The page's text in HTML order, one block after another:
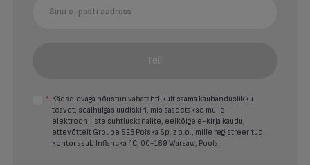
Telli
* Käesolevaga nõustun vabatahtlikult saama kaubanduslikku
teavet, sealhulgas uudiskiri, mis saadetakse mulle
elektrooniliste suhtluskanalite, eelkõige e-kirja kaudu,
ettevõttelt Groupe SEB Polska Sp. z o.o., mille registreeritud
kontor asub Inflancka 4C, 00-189 Warsaw, Poola.